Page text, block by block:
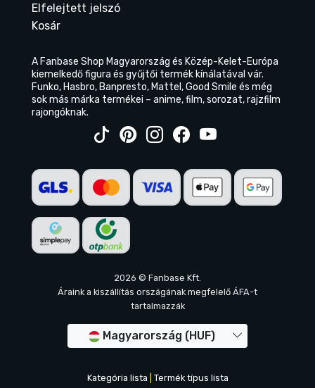
Elfelejtett jelszó
Kosár
A Fanbase Shop Magyarország és Közép-Kelet-Európa
kiemelkedő figura és gyűjtői termék kínálatával vár.
Funko, Hasbro, Banpresto, Mattel, Good Smile és még
sok más márka termékei – anime, film, sorozat, rajzfilm
rajongóknak.
2026 © Fanbase Kft.
Áraink a kiszállítás országának megfelelő ÁFA-t
tartalmazzák
Magyarország (HUF)
Kategória lista Termék típus lista